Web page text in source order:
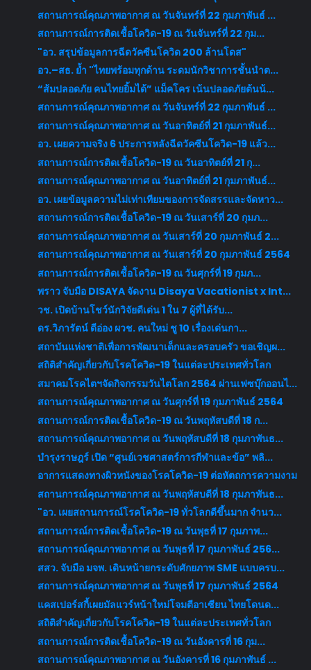
สถานการณ์คุณภาพอากาศ ณ วันจันทร์ที่ 22 กุมภาพันธ์ ...
สถานการณ์การติดเชื้อโควิด-19 ณ วันจันทร์ที่ 22 กุม...
"อว. สรุปข้อมูลการฉีดวัคซีนโควิด 200 ล้านโดส"
อว.–สธ. ย้ำ "ไทยพร้อมทุกด้าน ระดมนักวิชาการชั้นนำต...
“ส้มปลอดภัย คนไทยยิ้มได้” แม็คโคร เน้นปลอดภัยต้นน้...
สถานการณ์คุณภาพอากาศ ณ วันจันทร์ที่ 22 กุมภาพันธ์ ...
สถานการณ์คุณภาพอากาศ ณ วันอาทิตย์ที่ 21 กุมภาพันธ์...
อว. เผยความจริง 6 ประการหลังฉีดวัคซีนโควิด-19 แล้ว...
สถานการณ์การติดเชื้อโควิด-19 ณ วันอาทิตย์ที่ 21 กุ...
สถานการณ์คุณภาพอากาศ ณ วันอาทิตย์ที่ 21 กุมภาพันธ์...
อว. เผยข้อมูลความไม่เท่าเทียมของการจัดสรรและจัดหาว...
สถานการณ์การติดเชื้อโควิด-19 ณ วันเสาร์ที่ 20 กุมภ...
สถานการณ์คุณภาพอากาศ ณ วันเสาร์ที่ 20 กุมภาพันธ์ 2...
สถานการณ์คุณภาพอากาศ ณ วันเสาร์ที่ 20 กุมภาพันธ์ 2564
สถานการณ์การติดเชื้อโควิด-19 ณ วันศุกร์ที่ 19 กุมภ...
พราว จับมือ DISAYA จัดงาน Disaya Vacationist x Int...
วช. เปิดบ้านโชว์นักวิจัยดีเด่น 1 ใน 7 ผู้ที่ได้รับ...
ดร.วิภารัตน์ ดีอ่อง ผวช. คนใหม่ ชู 10 เรื่องเด่นกา...
สถาบันแห่งชาติเพื่อการพัฒนาเด็กและครอบครัว ขอเชิญผ...
สถิติสำคัญเกี่ยวกับโรคโควิด-19 ในแต่ละประเทศทั่วโลก
สมาคมโรคไตฯจัดกิจกรรมวันไตโลก 2564 ผ่านเฟซบุ๊กออนไ...
สถานการณ์คุณภาพอากาศ ณ วันศุกร์ที่ 19 กุมภาพันธ์ 2564
สถานการณ์การติดเชื้อโควิด-19 ณ วันพฤหัสบดีที่ 18 ก...
สถานการณ์คุณภาพอากาศ ณ วันพฤหัสบดีที่ 18 กุมภาพันธ...
บำรุงราษฎร์ เปิด “ศูนย์เวชศาสตร์การกีฬาและข้อ” พลิ...
อาการแสดงทางผิวหนังของโรคโควิด-19 ต่อหัตถการความงาม
สถานการณ์คุณภาพอากาศ ณ วันพฤหัสบดีที่ 18 กุมภาพันธ...
"อว. เผยสถานการณ์โรคโควิด-19 ทั่วโลกดีขึ้นมาก จำนว...
สถานการณ์การติดเชื้อโควิด-19 ณ วันพุธที่ 17 กุมภาพ...
สถานการณ์คุณภาพอากาศ ณ วันพุธที่ 17 กุมภาพันธ์ 256...
สสว. จับมือ มจพ. เดินหน้ายกระดับศักยภาพ SME แบบครบ...
สถานการณ์คุณภาพอากาศ ณ วันพุธที่ 17 กุมภาพันธ์ 2564
แคสเปอร์สกี้เผยมัลแวร์หน้าใหม่โจมตีอาเซียน ไทยโดนด...
สถิติสำคัญเกี่ยวกับโรคโควิด-19 ในแต่ละประเทศทั่วโลก
สถานการณ์การติดเชื้อโควิด-19 ณ วันอังคารที่ 16 กุม...
สถานการณ์คุณภาพอากาศ ณ วันอังคารที่ 16 กุมภาพันธ์ ...